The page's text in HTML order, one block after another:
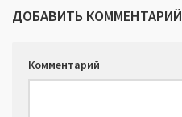
ДОБАВИТЬ КОММЕНТАРИЙ
Комментарий